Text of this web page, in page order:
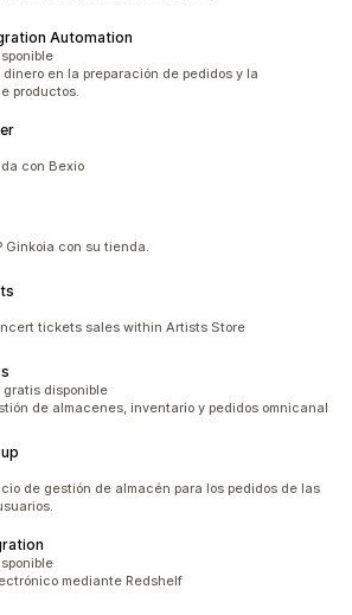
Automation
dinero en la preparación de pedidos y la
productos.
con Bexio
Ginkoia con su tienda.
tickets sales within Artists Store
gratis disponible
de almacenes, inventario y pedidos omnicanal
de gestión de almacén para los pedidos de las
mediante Redshelf